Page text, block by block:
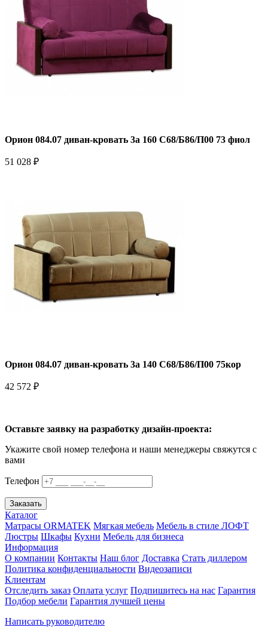
Орион 084.07 диван-кровать 3а 160 С68/Б86/П00 73 фиол
51 028 ₽
Орион 084.07 диван-кровать 3а 140 С68/Б86/П00 75кор
42 572 ₽
Оставьте заявку на разработку дизайн-проекта:
Укажите свой номер телефона и наши менеджеры свяжутся с
вами
Телефон
Заказать
Каталог
Матрасы ORMATEK Мягкая мебель Мебель в стиле ЛОФТ
Люстры Шкафы Кухни Мебель для бизнеса
Информация
О компании Контакты Наш блог Доставка Стать диллером
Политика конфиденциальности Видеозаписи
Клиентам
Отследить заказ Оплата услуг Подпишитесь на нас Гарантия
Подбор мебели Гарантия лучшей цены
Написать руководителю